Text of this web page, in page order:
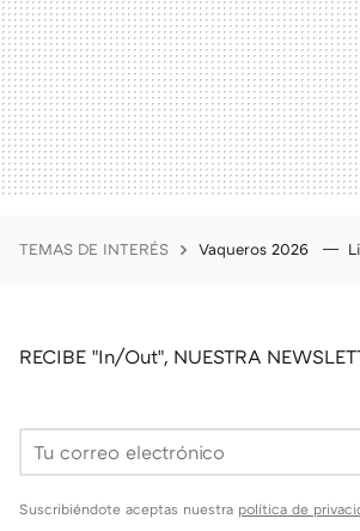
TEMAS DE INTERÉS Vaqueros 2026
RECIBE "In/Out", NUESTRA
Suscribiéndote aceptas nuestra política de